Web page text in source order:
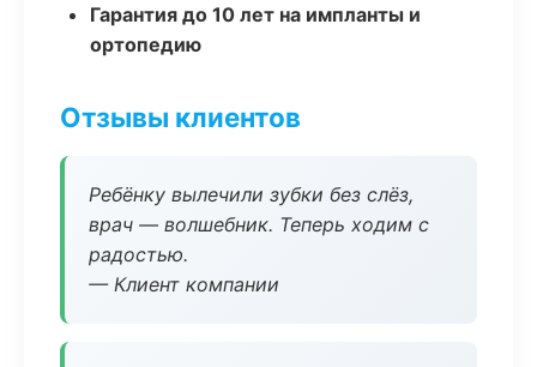
Гарантия до 10 лет на импланты и
ортопедию
Отзывы клиентов
Ребёнку вылечили зубки без слёз,
врач — волшебник. Теперь ходим с
радостью.
— Клиент компании